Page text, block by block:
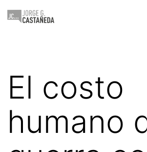
Saltar
Jorge
El costo
humano